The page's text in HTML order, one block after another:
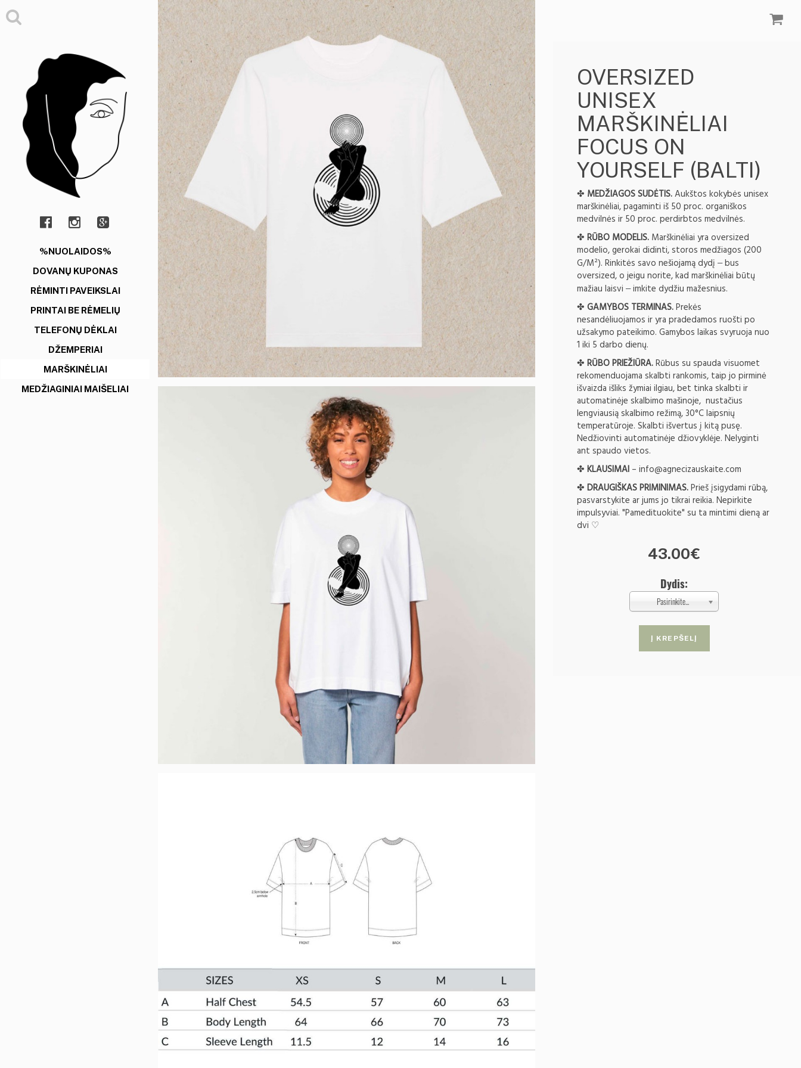
%NUOLAIDOS%
DOVANŲ KUPONAS
RĖMINTI PAVEIKSLAI
PRINTAI BE RĖMELIŲ
TELEFONŲ DĖKLAI
DŽEMPERIAI
MARŠKINĖLIAI
MEDŽIAGINIAI MAIŠELIAI
OVERSIZED
UNISEX
MARŠKINĖLIAI
FOCUS ON
YOURSELF (BALTI)
✤ MEDŽIAGOS SUDĖTIS.Aukštos kokybės unisex
marškinėliai, pagaminti iš 50 proc. organiškos
medvilnės ir 50 proc. perdirbtos medvilnės.
✤RŪBO MODELIS. Marškinėliai yra oversized
modelio, gerokai didinti, storos medžiagos (200
G/M²). Rinkitės savo nešiojamą dydį–bus
oversized, o jeigu norite, kad marškinėliai būtų
mažiau laisvi–imkite dydžiu mažesnius.
✤GAMYBOS TERMINAS.Prekės
nesandėliuojamos ir yra pradedamos ruošti po
užsakymo pateikimo. Gamybos laikas svyruoja nuo
1 iki 5 darbo dienų.
✤RŪBO PRIEŽIŪRA.Rūbus su spauda visuomet
rekomenduojama skalbti rankomis, taip jo pirminė
išvaizda išliks žymiai ilgiau, bet tinka skalbti ir
automatinėje skalbimo mašinoje, nustačius
lengviausią skalbimo režimą, 30°C laipsnių
temperatūroje. Skalbti išvertus į kitą pusę.
Nedžiovinti automatinėje džiovyklėje. Nelyginti
ant spaudo vietos.
✤KLAUSIMAI –info@agnecizauskaite.com
✤ DRAUGIŠKAS PRIMINIMAS.Prieš įsigydami rūbą,
pasvarstykite ar jums jo tikrai reikia. Nepirkite
impulsyviai. "Pamedituokite" su ta mintimi dieną ar
dvi ♡
43.00€
Dydis:
Pasirinkite...